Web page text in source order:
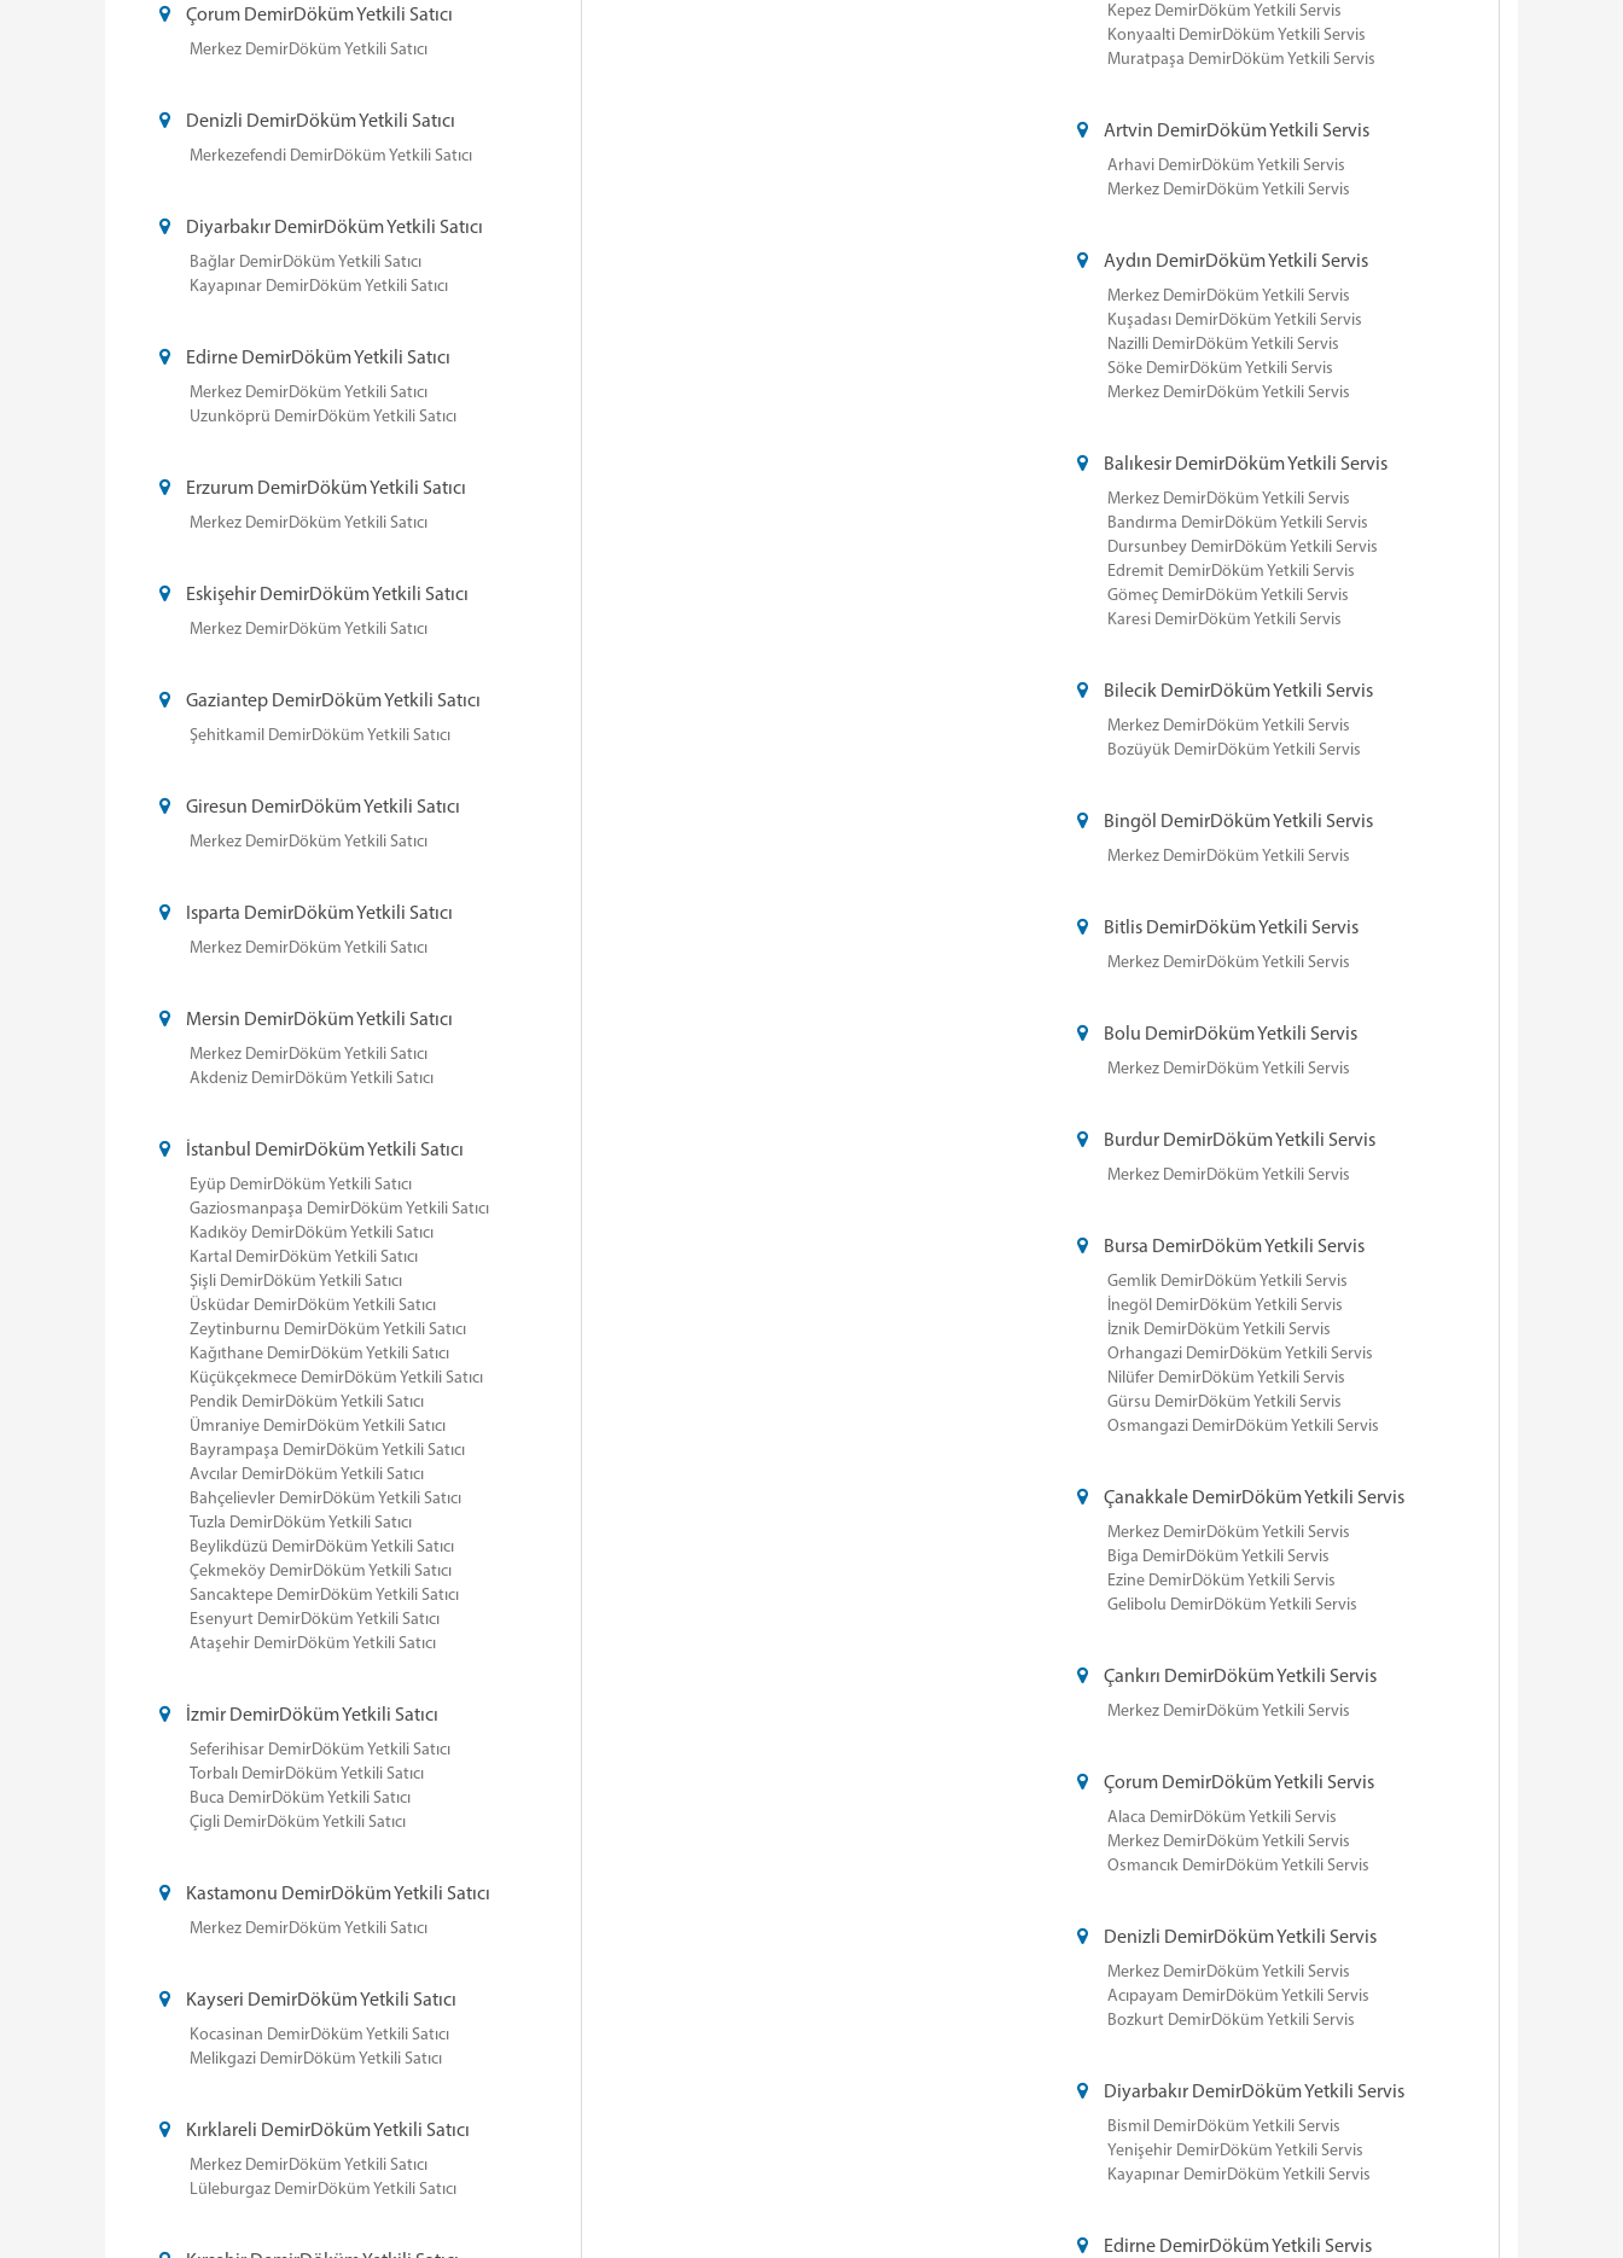
Çorum DemirDöküm Yetkili Satıcı
Merkez DemirDöküm Yetkili Satıcı
Denizli DemirDöküm Yetkili Satıcı
Merkezefendi DemirDöküm Yetkili Satıcı
Diyarbakır DemirDöküm Yetkili Satıcı
Bağlar DemirDöküm Yetkili Satıcı
Kayapınar DemirDöküm Yetkili Satıcı
Edirne DemirDöküm Yetkili Satıcı
Merkez DemirDöküm Yetkili Satıcı
Uzunköprü DemirDöküm Yetkili Satıcı
Erzurum DemirDöküm Yetkili Satıcı
Merkez DemirDöküm Yetkili Satıcı
Eskişehir DemirDöküm Yetkili Satıcı
Merkez DemirDöküm Yetkili Satıcı
Gaziantep DemirDöküm Yetkili Satıcı
Şehitkamil DemirDöküm Yetkili Satıcı
Giresun DemirDöküm Yetkili Satıcı
Merkez DemirDöküm Yetkili Satıcı
Isparta DemirDöküm Yetkili Satıcı
Merkez DemirDöküm Yetkili Satıcı
Mersin DemirDöküm Yetkili Satıcı
Merkez DemirDöküm Yetkili Satıcı
Akdeniz DemirDöküm Yetkili Satıcı
İstanbul DemirDöküm Yetkili Satıcı
Eyüp DemirDöküm Yetkili Satıcı
Gaziosmanpaşa DemirDöküm Yetkili Satıcı
Kadıköy DemirDöküm Yetkili Satıcı
Kartal DemirDöküm Yetkili Satıcı
Şişli DemirDöküm Yetkili Satıcı
Üsküdar DemirDöküm Yetkili Satıcı
Zeytinburnu DemirDöküm Yetkili Satıcı
Kağıthane DemirDöküm Yetkili Satıcı
Küçükçekmece DemirDöküm Yetkili Satıcı
Pendik DemirDöküm Yetkili Satıcı
Ümraniye DemirDöküm Yetkili Satıcı
Bayrampaşa DemirDöküm Yetkili Satıcı
Avcılar DemirDöküm Yetkili Satıcı
Bahçelievler DemirDöküm Yetkili Satıcı
Tuzla DemirDöküm Yetkili Satıcı
Beylikdüzü DemirDöküm Yetkili Satıcı
Çekmeköy DemirDöküm Yetkili Satıcı
Sancaktepe DemirDöküm Yetkili Satıcı
Esenyurt DemirDöküm Yetkili Satıcı
Ataşehir DemirDöküm Yetkili Satıcı
İzmir DemirDöküm Yetkili Satıcı
Seferihisar DemirDöküm Yetkili Satıcı
Torbalı DemirDöküm Yetkili Satıcı
Buca DemirDöküm Yetkili Satıcı
Çigli DemirDöküm Yetkili Satıcı
Kastamonu DemirDöküm Yetkili Satıcı
Merkez DemirDöküm Yetkili Satıcı
Kayseri DemirDöküm Yetkili Satıcı
Kocasinan DemirDöküm Yetkili Satıcı
Melikgazi DemirDöküm Yetkili Satıcı
Kırklareli DemirDöküm Yetkili Satıcı
Merkez DemirDöküm Yetkili Satıcı
Lüleburgaz DemirDöküm Yetkili Satıcı
Kepez DemirDöküm Yetkili Servis
Konyaalti DemirDöküm Yetkili Servis
Muratpaşa DemirDöküm Yetkili Servis
Artvin DemirDöküm Yetkili Servis
Arhavi DemirDöküm Yetkili Servis
Merkez DemirDöküm Yetkili Servis
Aydın DemirDöküm Yetkili Servis
Merkez DemirDöküm Yetkili Servis
Kuşadası DemirDöküm Yetkili Servis
Nazilli DemirDöküm Yetkili Servis
Söke DemirDöküm Yetkili Servis
Merkez DemirDöküm Yetkili Servis
Balıkesir DemirDöküm Yetkili Servis
Merkez DemirDöküm Yetkili Servis
Bandırma DemirDöküm Yetkili Servis
Dursunbey DemirDöküm Yetkili Servis
Edremit DemirDöküm Yetkili Servis
Gömeç DemirDöküm Yetkili Servis
Karesi DemirDöküm Yetkili Servis
Bilecik DemirDöküm Yetkili Servis
Merkez DemirDöküm Yetkili Servis
Bozüyük DemirDöküm Yetkili Servis
Bingöl DemirDöküm Yetkili Servis
Merkez DemirDöküm Yetkili Servis
Bitlis DemirDöküm Yetkili Servis
Merkez DemirDöküm Yetkili Servis
Bolu DemirDöküm Yetkili Servis
Merkez DemirDöküm Yetkili Servis
Burdur DemirDöküm Yetkili Servis
Merkez DemirDöküm Yetkili Servis
Bursa DemirDöküm Yetkili Servis
Gemlik DemirDöküm Yetkili Servis
İnegöl DemirDöküm Yetkili Servis
İznik DemirDöküm Yetkili Servis
Orhangazi DemirDöküm Yetkili Servis
Nilüfer DemirDöküm Yetkili Servis
Gürsu DemirDöküm Yetkili Servis
Osmangazi DemirDöküm Yetkili Servis
Çanakkale DemirDöküm Yetkili Servis
Merkez DemirDöküm Yetkili Servis
Biga DemirDöküm Yetkili Servis
Ezine DemirDöküm Yetkili Servis
Gelibolu DemirDöküm Yetkili Servis
Çankırı DemirDöküm Yetkili Servis
Merkez DemirDöküm Yetkili Servis
Çorum DemirDöküm Yetkili Servis
Alaca DemirDöküm Yetkili Servis
Merkez DemirDöküm Yetkili Servis
Osmancık DemirDöküm Yetkili Servis
Denizli DemirDöküm Yetkili Servis
Merkez DemirDöküm Yetkili Servis
Acıpayam DemirDöküm Yetkili Servis
Bozkurt DemirDöküm Yetkili Servis
Diyarbakır DemirDöküm Yetkili Servis
Bismil DemirDöküm Yetkili Servis
Yenişehir DemirDöküm Yetkili Servis
Kayapınar DemirDöküm Yetkili Servis
Edirne DemirDöküm Yetkili Servis